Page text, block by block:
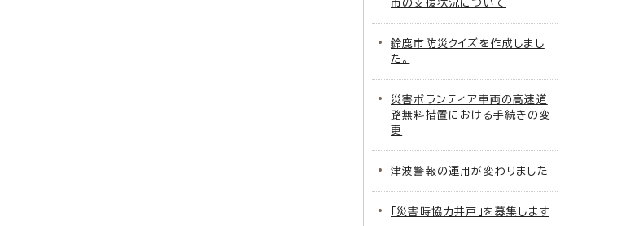
市の支援状況について
鈴鹿市防災クイズを作成しまし
た。
災害ボランティア車両の高速道
路無料措置における手続きの変
更
津波警報の運用が変わりました
「災害時協力井戸」を募集します